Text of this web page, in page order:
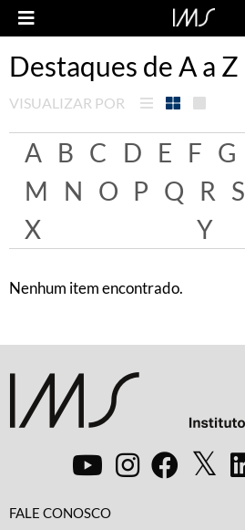
Destaques de A a Z
VISUALIZAR POR
A B C D E F G
M
N O P Q R S
X
Y
Nenhum item encontrado.
FALE CONOSCO